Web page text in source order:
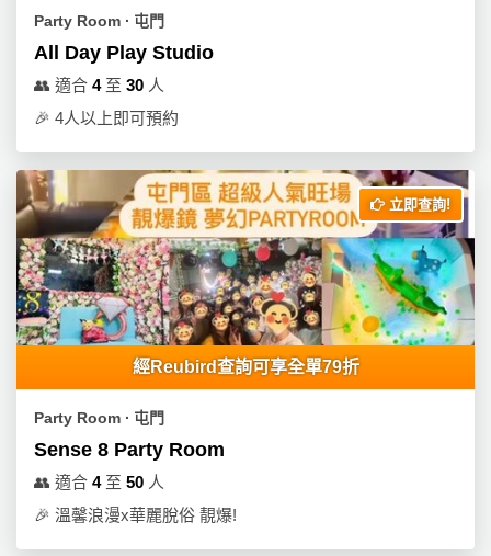
Party Room ∙ 屯門
All Day Play Studio
👥 適合 4至 30 人
🎉 4人以上即可預約
立即查詢!
經Reubird查詢可享全單79折
Party Room ∙ 屯門
Sense 8 Party Room
👥 適合 4至 50 人
🎉 溫馨浪漫x華麗脫俗 靚爆!